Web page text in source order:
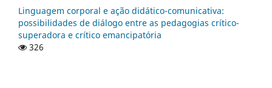
Linguagem corporal e ação didático-comunicativa:
possibilidades de diálogo entre as pedagogias crítico-
superadora e crítico emancipatória
326